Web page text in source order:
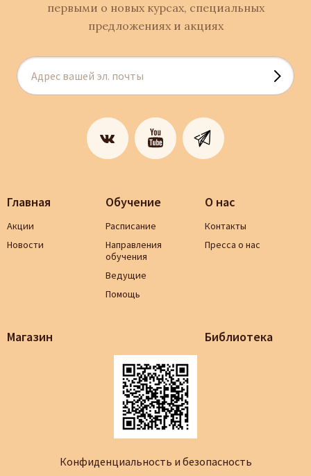
первыми о новых курсах, специальных
предложениях и акциях
Главная
Акции
Новости
Обучение
Расписание
Направления
обучения
Ведущие
Помощь
О нас
Контакты
Пресса о нас
Магазин Библиотека
Конфиденциальность и безопасность